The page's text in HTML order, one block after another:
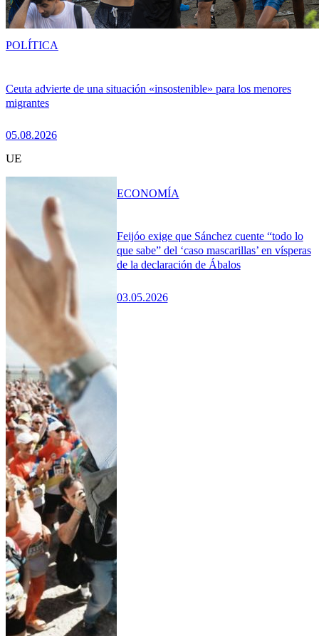
Ceuta advierte de una situación «insostenible» para los menores
migrantes
05.08.2026
POLÍTICA
UE
Feijóo exige que Sánchez cuente “todo lo
que sabe” del ‘caso mascarillas’ en vísperas
de la declaración de Ábalos
03.05.2026
ECONOMÍA